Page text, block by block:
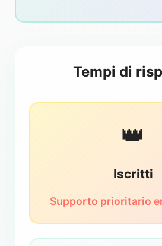
Tempi di
👑
Iscritti
Supporto prioritario